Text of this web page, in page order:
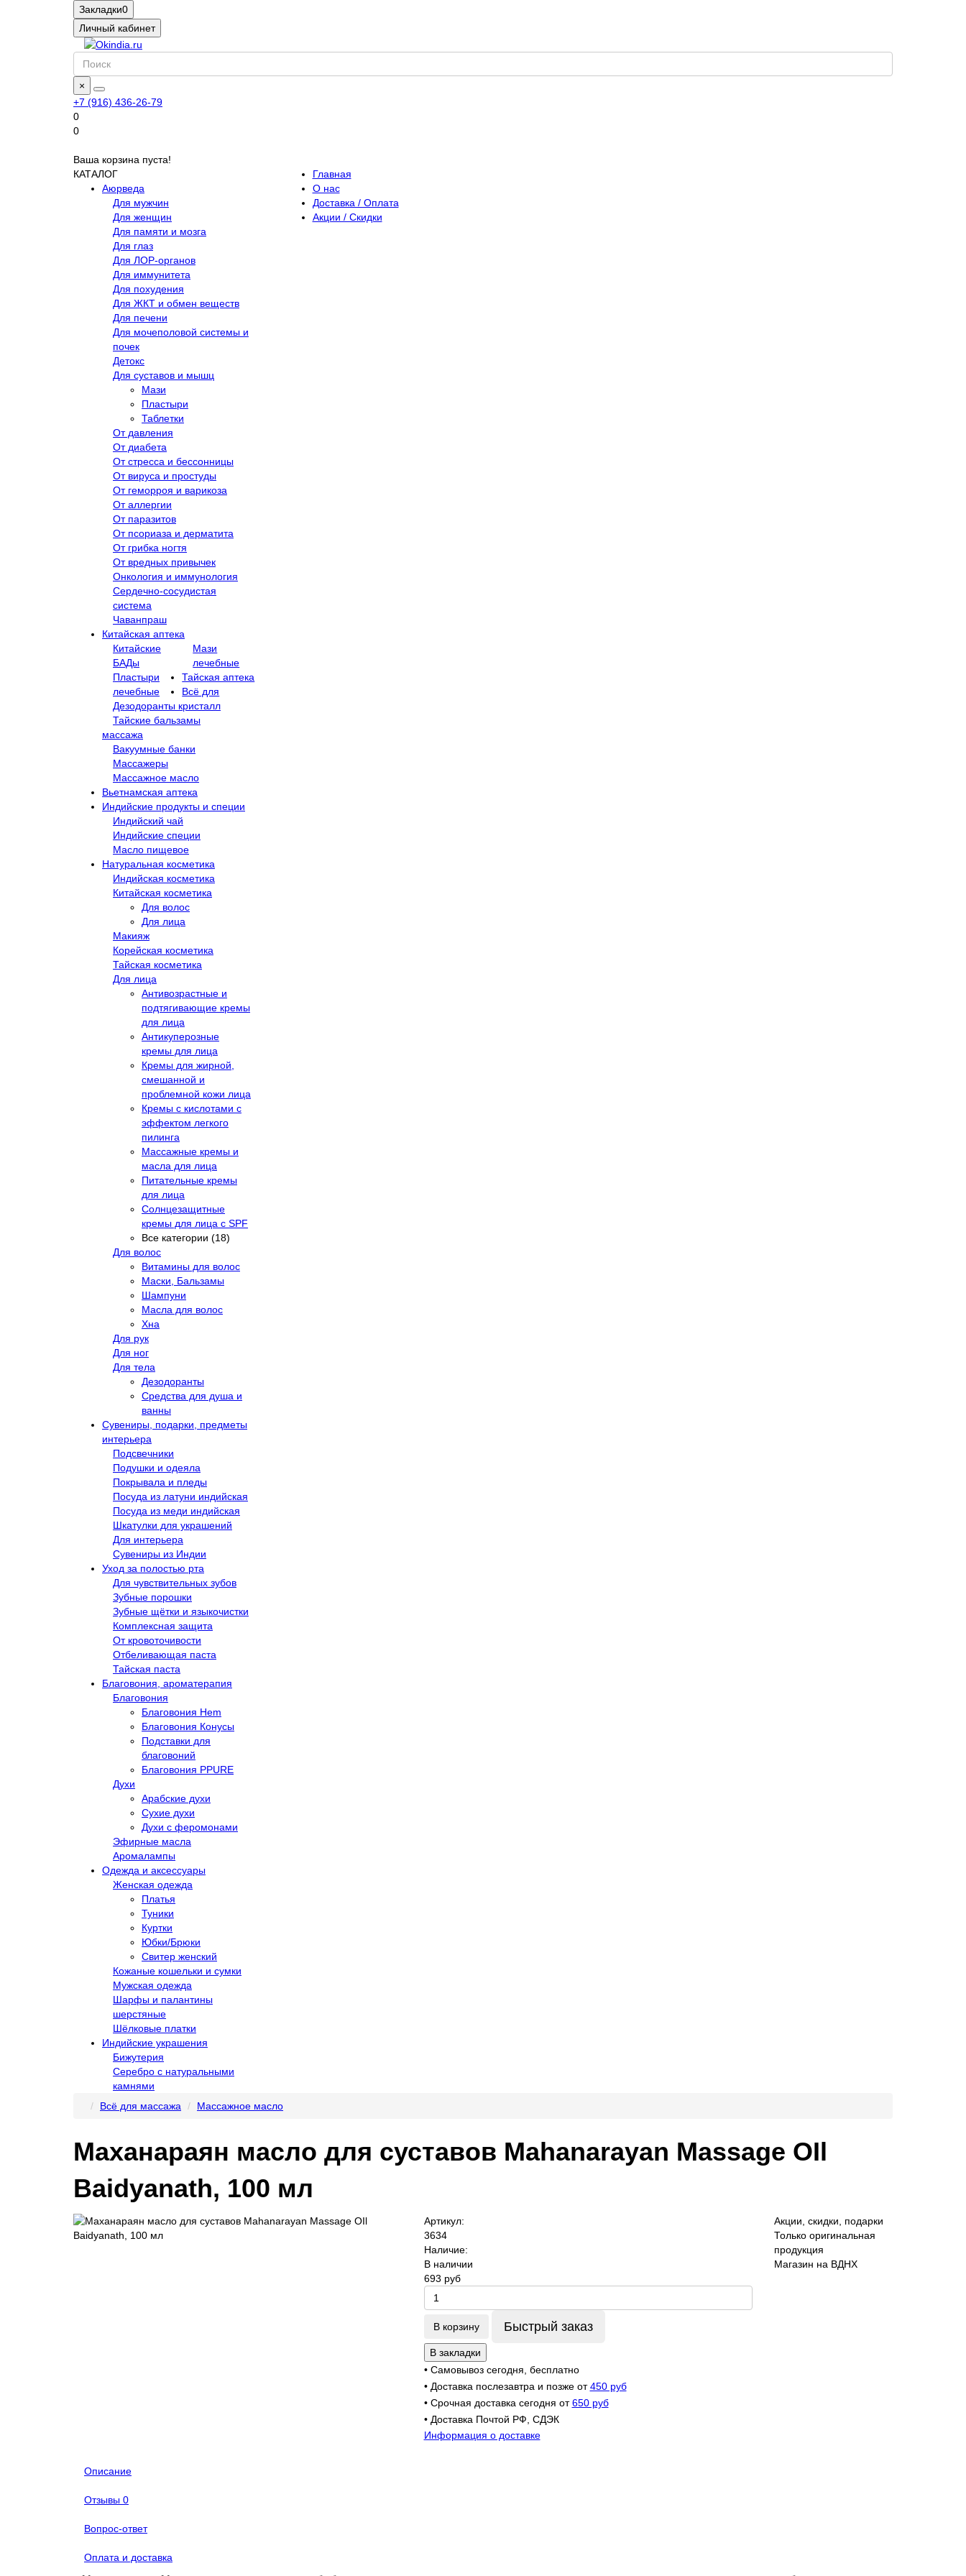
Закладки0
Личный кабинет
×
+7 (916) 436-26-79
0
0
Ваша корзина пуста!
КАТАЛОГ
Аюрведа
Для мужчин
Для женщин
Для памяти и мозга
Для глаз
Для ЛОР-органов
Для иммунитета
Для похудения
Для ЖКТ и обмен веществ
Для печени
Для мочеполовой системы и
почек
Детокс
Для суставов и мышц
Мази
Пластыри
Таблетки
От давления
От диабета
От стресса и бессонницы
От вируса и простуды
От геморроя и варикоза
От аллергии
От паразитов
От псориаза и дерматита
От грибка ногтя
От вредных привычек
Онкология и иммунология
Сердечно-сосудистая
система
Чаванпраш
Китайская аптека
Китайские
БАДы
Мази
лечебные
Пластыри
лечебные
Тайская аптека
Дезодоранты кристалл
Тайские бальзамы
Всё для
массажа
Вакуумные банки
Массажеры
Массажное масло
Вьетнамская аптека
Индийские продукты и специи
Индийский чай
Индийские специи
Масло пищевое
Натуральная косметика
Индийская косметика
Китайская косметика
Для волос
Для лица
Макияж
Корейская косметика
Тайская косметика
Для лица
Антивозрастные и
подтягивающие кремы
для лица
Антикуперозные
кремы для лица
Кремы для жирной,
смешанной и
проблемной кожи лица
Кремы с кислотами с
эффектом легкого
пилинга
Массажные кремы и
масла для лица
Питательные кремы
для лица
Солнцезащитные
кремы для лица с SPF
Все категории (18)
Для волос
Витамины для волос
Маски, Бальзамы
Шампуни
Масла для волос
Хна
Для рук
Для ног
Для тела
Дезодоранты
Средства для душа и
ванны
Сувениры, подарки, предметы
интерьера
Подсвечники
Подушки и одеяла
Покрывала и пледы
Посуда из латуни индийская
Посуда из меди индийская
Шкатулки для украшений
Для интерьера
Сувениры из Индии
Уход за полостью рта
Для чувствительных зубов
Зубные порошки
Зубные щётки и языкочистки
Комплексная защита
От кровоточивости
Отбеливающая паста
Тайская паста
Благовония, ароматерапия
Благовония
Благовония Hem
Благовония Конусы
Подставки для
благовоний
Благовония PPURE
Духи
Арабские духи
Сухие духи
Духи с феромонами
Эфирные масла
Аромалампы
Одежда и аксессуары
Женская одежда
Платья
Туники
Куртки
Юбки/Брюки
Свитер женский
Кожаные кошельки и сумки
Мужская одежда
Шарфы и палантины
шерстяные
Шёлковые платки
Индийские украшения
Бижутерия
Серебро с натуральными
камнями
Главная
О нас
Доставка / Оплата
Акции / Скидки
Всё для массажа Массажное масло
Маханараян масло для суставов Mahanarayan Massage OIl
Baidyanath, 100 мл
Артикул:
3634
Наличие:
В наличии
693 руб
В корзину Быстрый заказ
В закладки
• Самовывоз сегодня, бесплатно
• Доставка послезавтра и позже от450 руб
• Срочная доставка сегодня от650 руб
• Доставка Почтой РФ, СДЭК
Информация о доставке
Акции, скидки, подарки
Только оригинальная
продукция
Магазин на ВДНХ
Описание
Отзывы 0
Вопрос-ответ
Оплата и доставка